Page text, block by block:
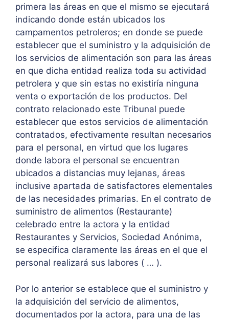
primera las áreas en que el mismo se ejecutará
indicando donde están ubicados los
campamentos petroleros; en donde se puede
establecer que el suministro y la adquisición de
los servicios de alimentación son para las áreas
en que dicha entidad realiza toda su actividad
petrolera y que sin estas no existiría ninguna
venta o exportación de los productos. Del
contrato relacionado este Tribunal puede
establecer que estos servicios de alimentación
contratados, efectivamente resultan necesarios
para el personal, en virtud que los lugares
donde labora el personal se encuentran
ubicados a distancias muy lejanas, áreas
inclusive apartada de satisfactores elementales
de las necesidades primarias. En el contrato de
suministro de alimentos (Restaurante)
celebrado entre la actora y la entidad
Restaurantes y Servicios, Sociedad Anónima,
se especifica claramente las áreas en el que el
personal realizará sus labores ( … ).
Por lo anterior se establece que el suministro y
la adquisición del servicio de alimentos,
documentados por la actora, para una de las